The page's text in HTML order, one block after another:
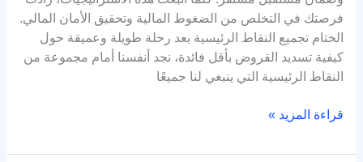
فرصتك في التخلص من الضغوط المالية وتحقيق الأمان المالي.
الختام تجميع النقاط الرئيسية بعد رحلة طويلة وعميقة حول
كيفية تسديد القروض بأقل فائدة، نجد أنفسنا أمام مجموعة من
النقاط الرئيسية التي ينبغي لنا جميعًا
قراءة المزيد »